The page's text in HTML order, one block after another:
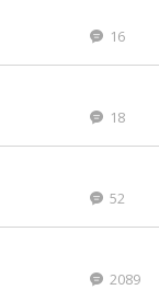
16
18
52
2089